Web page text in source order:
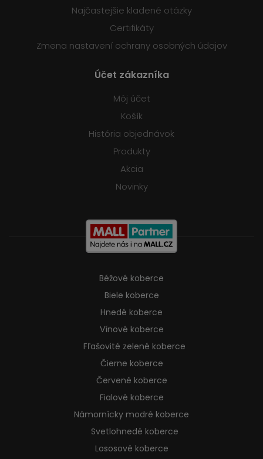
Najčastejšie kladené otázky
Certifikáty
Zmena nastavení ochrany osobných údajov
Účet zákazníka
Môj účet
Košík
História objednávok
Produkty
Akcia
Novinky
Béžové koberce
Biele koberce
Hnedé koberce
Vínové koberce
Fľašovité zelené koberce
Čierne koberce
Červené koberce
Fialové koberce
Námornícky modré koberce
Svetlohnedé koberce
Lososové koberce